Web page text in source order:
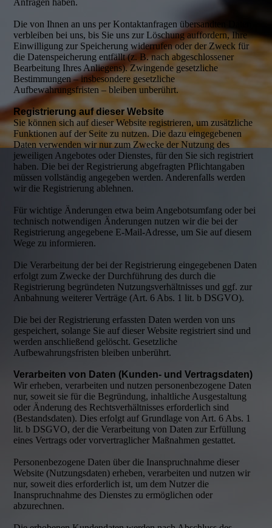
Anfragen haben.
Die von Ihnen an uns per Kontaktanfragen übersandten Daten
verbleiben bei uns, bis Sie uns zur Löschung auffordern, Ihre
Einwilligung zur Speicherung widerrufen oder der Zweck für
die Datenspeicherung entfällt (z. B. nach abgeschlossener
Bearbeitung Ihres Anliegens). Zwingende gesetzliche
Bestimmungen – insbesondere gesetzliche
Aufbewahrungsfristen – bleiben unberührt.
Registrierung auf dieser Website
Sie können sich auf dieser Website registrieren, um zusätzliche
Funktionen auf der Seite zu nutzen. Die dazu eingegebenen
Daten verwenden wir nur zum Zwecke der Nutzung des
jeweiligen Angebotes oder Dienstes, für den Sie sich registriert
haben. Die bei der Registrierung abgefragten Pflichtangaben
müssen vollständig angegeben werden. Anderenfalls werden
wir die Registrierung ablehnen.
Für wichtige Änderungen etwa beim Angebotsumfang oder bei
technisch notwendigen Änderungen nutzen wir die bei der
Registrierung angegebene E-Mail-Adresse, um Sie auf diesem
Wege zu informieren.
Die Verarbeitung der bei der Registrierung eingegebenen Daten
erfolgt zum Zwecke der Durchführung des durch die
Registrierung begründeten Nutzungsverhältnisses und ggf. zur
Anbahnung weiterer Verträge (Art. 6 Abs. 1 lit. b DSGVO).
Die bei der Registrierung erfassten Daten werden von uns
gespeichert, solange Sie auf dieser Website registriert sind und
werden anschließend gelöscht. Gesetzliche
Aufbewahrungsfristen bleiben unberührt.
Verarbeiten von Daten (Kunden- und Vertragsdaten)
Wir erheben, verarbeiten und nutzen personenbezogene Daten
nur, soweit sie für die Begründung, inhaltliche Ausgestaltung
oder Änderung des Rechtsverhältnisses erforderlich sind
(Bestandsdaten). Dies erfolgt auf Grundlage von Art. 6 Abs. 1
lit. b DSGVO, der die Verarbeitung von Daten zur Erfüllung
eines Vertrags oder vorvertraglicher Maßnahmen gestattet.
Personenbezogene Daten über die Inanspruchnahme dieser
Website (Nutzungsdaten) erheben, verarbeiten und nutzen wir
nur, soweit dies erforderlich ist, um dem Nutzer die
Inanspruchnahme des Dienstes zu ermöglichen oder
abzurechnen.